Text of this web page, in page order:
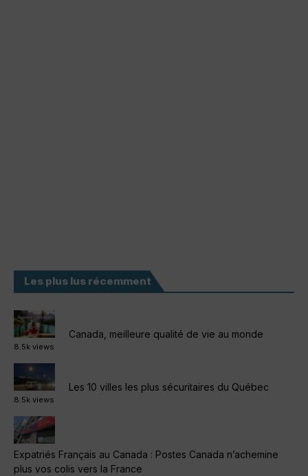
Les plus lus récemment
Canada, meilleure qualité de vie au monde
8.5k views
Les 10 villes les plus sécuritaires du Québec
8.5k views
Expatriés Français au Canada : Postes Canada n’achemine
plus vos colis vers la France